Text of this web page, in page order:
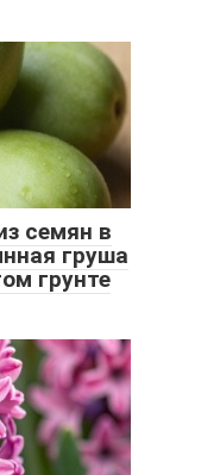
семян в
груша
грунте